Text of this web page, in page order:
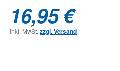
16,95 €
inkl. MwSt. zzgl. Versand